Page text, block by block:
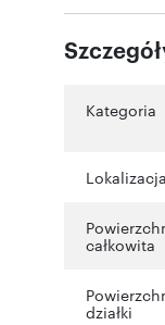
Kategoria
Lokalizacja
całkowita
działki